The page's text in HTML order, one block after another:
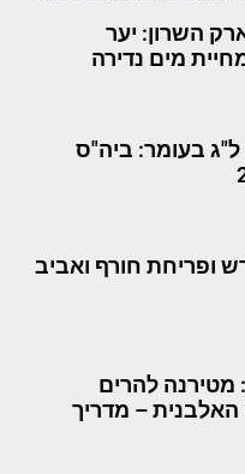
השרון: יער
מים נדירה
ל"ג בעומר: ביה"ס
ופריחת חורף ואביב
מטירנה להרים
האלבנית – מדריך